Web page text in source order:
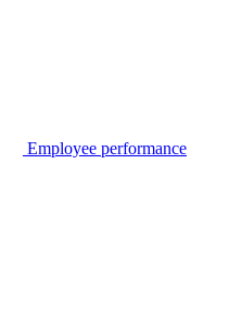
Employee performance